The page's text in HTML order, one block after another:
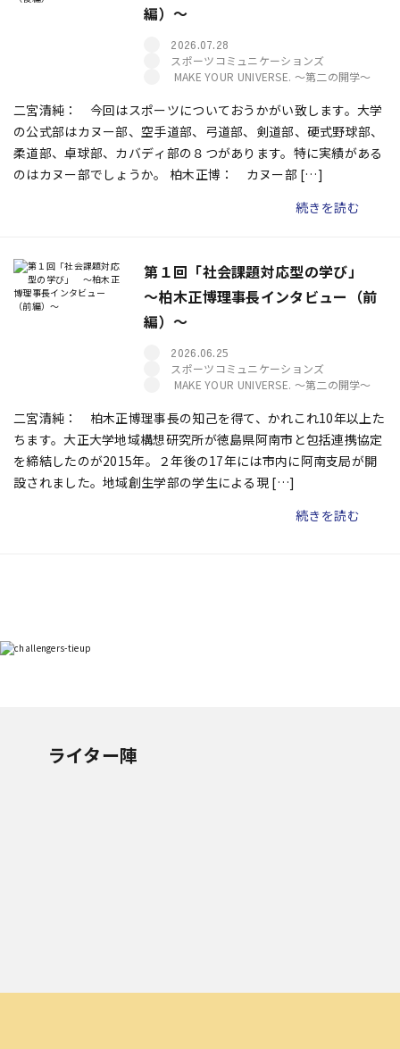
編）～
2026.07.28
スポーツコミュニケーションズ
MAKE YOUR UNIVERSE. ～第二の開学～
二宮清純： 今回はスポーツについておうかがい致します。大学
の公式部はカヌー部、空手道部、弓道部、剣道部、硬式野球部、
柔道部、卓球部、カバディ部の８つがあります。特に実績がある
のはカヌー部でしょうか。 柏木正博： カヌー部 […]
続きを読む
第１回「社会課題対応型の学び」
～柏木正博理事長インタビュー（前
編）～
2026.06.25
スポーツコミュニケーションズ
MAKE YOUR UNIVERSE. ～第二の開学～
二宮清純： 柏木正博理事長の知己を得て、かれこれ10年以上た
ちます。大正大学地域構想研究所が徳島県阿南市と包括連携協定
を締結したのが2015年。２年後の17年には市内に阿南支局が開
設されました。地域創生学部の学生による現 […]
続きを読む
ライター陣